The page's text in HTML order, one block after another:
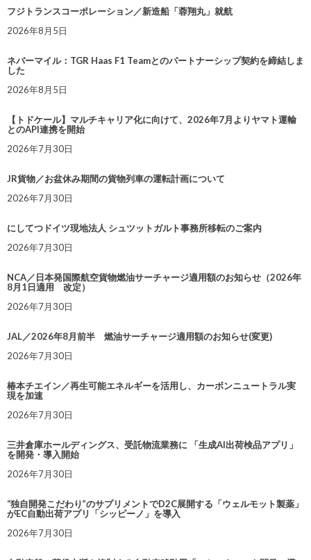
フジトランスコーポレーション／新造船「蓉翔丸」就航
2026年8月5日
ネバーマイル：TGR Haas F1 Teamとのパートナーシップ契約を締結しま
した
2026年8月5日
【トドケール】マルチキャリア化に向けて、2026年7月よりヤマト運輸
とのAPI連携を開始
2026年7月30日
JR貨物／お盆休み期間の貨物列車の運転計画について
2026年7月30日
にしてつドイツ現地法人 シュツットガルト事務所移転のご案内
2026年7月30日
NCA／日本発国際航空貨物燃油サーチャージ適用額のお知らせ（2026年
8月1日適用 改定）
2026年7月30日
JAL／2026年8月前半 燃油サーチャージ適用額のお知らせ(変更)
2026年7月30日
椿本チエイン／再生可能エネルギーを活用し、カーボンニュートラル実
現を加速
2026年7月30日
三井倉庫ホールディングス、受託物流業務に 「生成AI出荷検品アプリ」
を開発・導入開始
2026年7月30日
“独自開発こだわり”のサプリメントでD2C展開する「ウェルモット製薬」
がEC自動出荷アプリ「シッピーノ」を導入
2026年7月30日